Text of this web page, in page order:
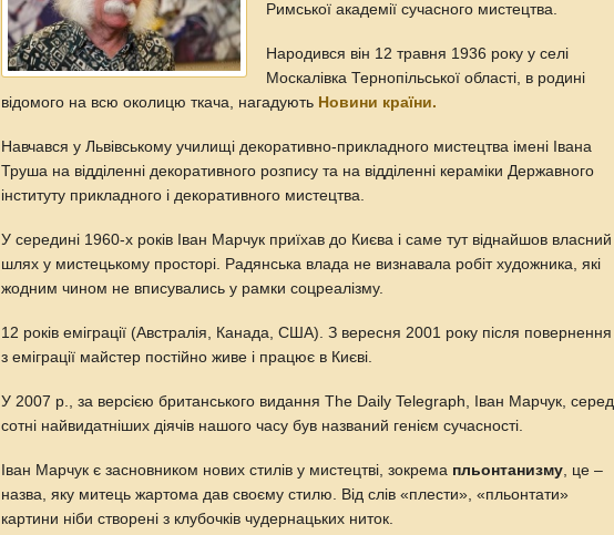
Римської академії сучасного мистецтва.
Народився він 12 травня 1936 року у селі
Москалівка Тернопільської області, в родині
відомого на всю околицю ткача, нагадують Новини країни.
Навчався у Львівському училищі декоративно-прикладного мистецтва імені Івана
Труша на відділенні декоративного розпису та на відділенні кераміки Державного
інституту прикладного і декоративного мистецтва.
У середині 1960-х років Іван Марчук приїхав до Києва і саме тут віднайшов власний
шлях у мистецькому просторі. Радянська влада не визнавала робіт художника, які
жодним чином не вписувались у рамки соцреалізму.
12 років еміграції (Австралія, Канада, США). З вересня 2001 року після повернення
з еміграції майстер постійно живе і працює в Києві.
У 2007 р., за версією британського видання The Daily Telegraph, Іван Марчук, серед
сотні найвидатніших діячів нашого часу був названий генієм сучасності.
Іван Марчук є засновником нових стилів у мистецтві, зокрема пльонтанизму , це –
назва, яку митець жартома дав своєму стилю. Вiд слiв «плести», «пльонтати»
картини нiби створенi з клубочкiв чудернацьких ниток.